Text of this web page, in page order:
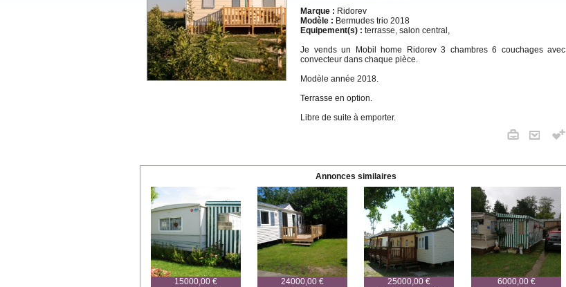
Marque : Ridorev
Modèle : Bermudes trio 2018
Equipement(s) : terrasse, salon central,
Je vends un Mobil home Ridorev 3 chambres 6 couchages avec
convecteur dans chaque pièce.
Modèle année 2018.
Terrasse en option.
Libre de suite à emporter.
Annonces similaires
15000,00 €
24000,00 €
25000,00 €
6000,00 €